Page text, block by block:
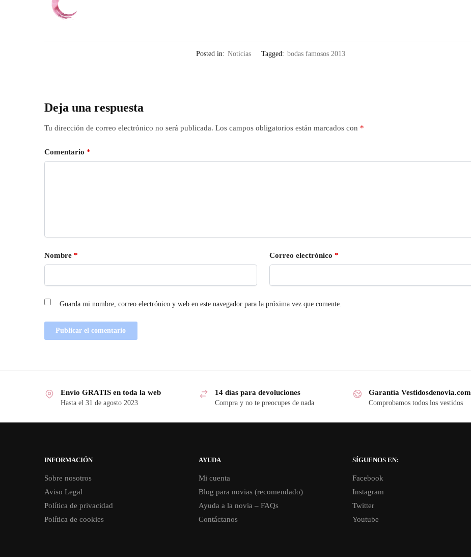
Posted in: Noticias Tagged: bodas famosos 2013
Deja una respuesta
Tu dirección de correo electrónico no será publicada. Los campos obligatorios están marcados con *
Comentario *
Nombre * Correo electrónico *
Guarda mi nombre, correo electrónico y web en este navegador para la próxima vez que comente.
Envío GRATIS en toda la web
Hasta el 31 de agosto 2023
14 días para devoluciones
Compra y no te preocupes de nada
Garantía Vestidosdenovia.com
Comprobamos todos los vestidos
INFORMACIÓN
Sobre nosotros
Aviso Legal
Política de privacidad
Política de cookies
AYUDA
Mi cuenta
Blog para novias (recomendado)
Ayuda a la novia – FAQs
Contáctanos
SÍGUENOS EN:
Facebook
Instagram
Twitter
Youtube